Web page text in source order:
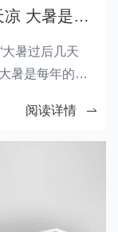
【科瑞莱小知识】大暑过后几天凉 大暑是最热的吗
暑过后几天
暑是每年的节
乎与大暑最热
解释的呢？科
阅读详情